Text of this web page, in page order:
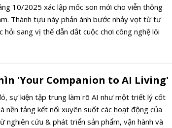
10/2025 xác lập mốc son mới cho viễn thông
Thành tựu này phản ánh bước nhảy vọt từ tư
hỏi sang vị thế dẫn dắt cuộc chơi công nghệ lõi
'Your Companion to AI Living'
sự kiện tập trung làm rõ AI như một triết lý cốt
nền tảng kết nối xuyên suốt các hoạt động của
nghiên cứu & phát triển sản phẩm, vận hành và